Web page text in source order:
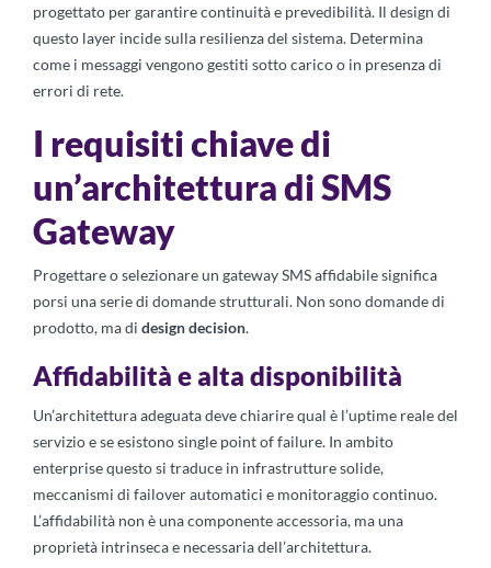
progettato per garantire continuità e prevedibilità. Il design di
questo layer incide sulla resilienza del sistema. Determina
come i messaggi vengono gestiti sotto carico o in presenza di
errori di rete.
I requisiti chiave di
un’architettura di SMS
Gateway
Progettare o selezionare un gateway SMS affidabile significa
porsi una serie di domande strutturali. Non sono domande di
prodotto, ma di design decision.
Affidabilità e alta disponibilità
Un’architettura adeguata deve chiarire qual è l’uptime reale del
servizio e se esistono single point of failure. In ambito
enterprise questo si traduce in infrastrutture solide,
meccanismi di failover automatici e monitoraggio continuo.
L’affidabilità non è una componente accessoria, ma una
proprietà intrinseca e necessaria dell’architettura.